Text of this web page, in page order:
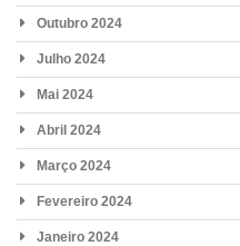
Outubro 2024
Julho 2024
Mai 2024
Abril 2024
Março 2024
Fevereiro 2024
Janeiro 2024